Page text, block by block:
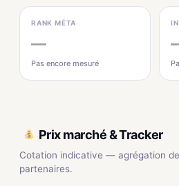
RANK MÉTA
—
Pas encore mesuré
Prix marché & Tracker
Cotation indicative — agrégation
partenaires.